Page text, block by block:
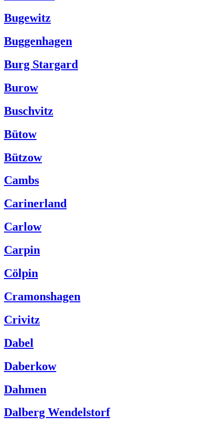
Bugewitz
Buggenhagen
Burg Stargard
Burow
Buschvitz
Bütow
Bützow
Cambs
Carinerland
Carlow
Carpin
Cölpin
Cramonshagen
Crivitz
Dabel
Daberkow
Dahmen
Dalberg Wendelstorf